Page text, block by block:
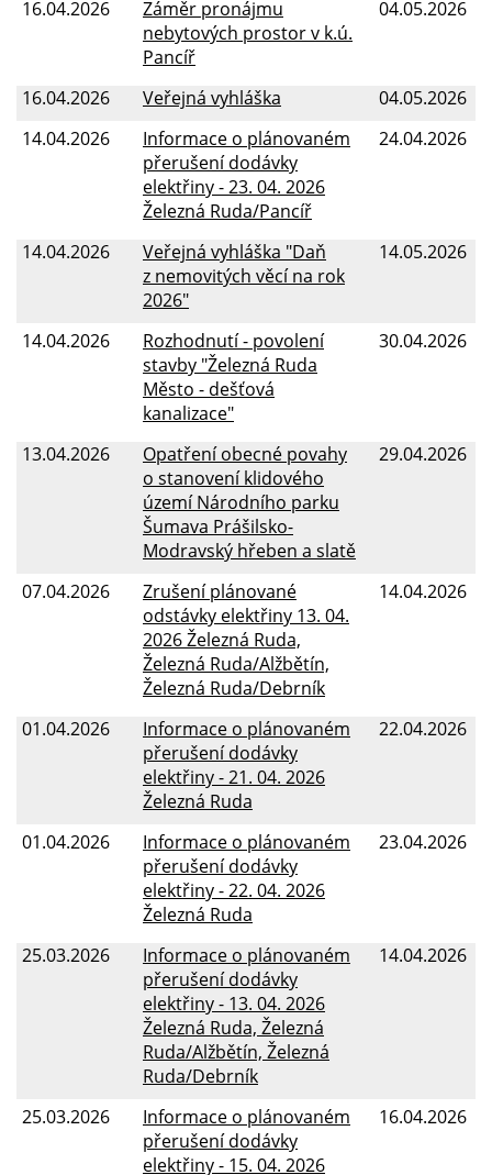
16.04.2026 04.05.2026
Záměr pronájmu
nebytových prostor v k.ú.
Pancíř
16.04.2026
04.05.2026
Veřejná vyhláška
14.04.2026
24.04.2026
Informace o plánovaném
přerušení dodávky
elektřiny - 23. 04. 2026
Železná Ruda/Pancíř
14.04.2026
14.05.2026
Veřejná vyhláška "Daň
z nemovitých věcí na rok
2026"
14.04.2026
30.04.2026
Rozhodnutí - povolení
stavby "Železná Ruda
Město - dešťová
kanalizace"
13.04.2026
29.04.2026
Opatření obecné povahy
o stanovení klidového
území Národního parku
Šumava Prášilsko-
Modravský hřeben a slatě
07.04.2026
14.04.2026
Zrušení plánované
odstávky elektřiny 13. 04.
2026 Železná Ruda,
Železná Ruda/Alžbětín,
Železná Ruda/Debrník
01.04.2026
22.04.2026
Informace o plánovaném
přerušení dodávky
elektřiny - 21. 04. 2026
Železná Ruda
01.04.2026
23.04.2026
Informace o plánovaném
přerušení dodávky
elektřiny - 22. 04. 2026
Železná Ruda
25.03.2026
14.04.2026
Informace o plánovaném
přerušení dodávky
elektřiny - 13. 04. 2026
Železná Ruda, Železná
Ruda/Alžbětín, Železná
Ruda/Debrník
25.03.2026
16.04.2026
Informace o plánovaném
přerušení dodávky
elektřiny - 15. 04. 2026